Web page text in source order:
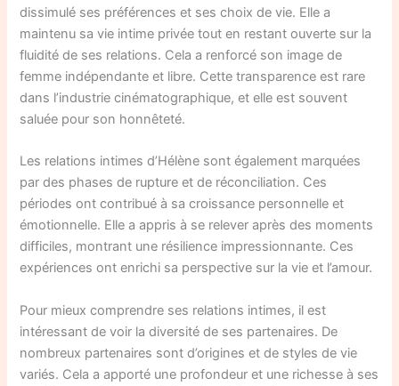
dissimulé ses préférences et ses choix de vie. Elle a
maintenu sa vie intime privée tout en restant ouverte sur la
fluidité de ses relations. Cela a renforcé son image de
femme indépendante et libre. Cette transparence est rare
dans l’industrie cinématographique, et elle est souvent
saluée pour son honnêteté.
Les relations intimes d’Hélène sont également marquées
par des phases de rupture et de réconciliation. Ces
périodes ont contribué à sa croissance personnelle et
émotionnelle. Elle a appris à se relever après des moments
difficiles, montrant une résilience impressionnante. Ces
expériences ont enrichi sa perspective sur la vie et l’amour.
Pour mieux comprendre ses relations intimes, il est
intéressant de voir la diversité de ses partenaires. De
nombreux partenaires sont d’origines et de styles de vie
variés. Cela a apporté une profondeur et une richesse à ses